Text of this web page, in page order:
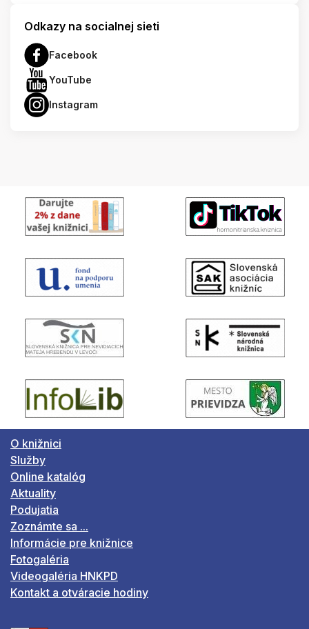
Odkazy na socialnej sieti
Facebook
YouTube
Instagram
O knižnici
Služby
Online katalóg
Aktuality
Podujatia
Zoznámte sa ...
Informácie pre knižnice
Fotogaléria
Videogaléria HNKPD
Kontakt a otváracie hodiny